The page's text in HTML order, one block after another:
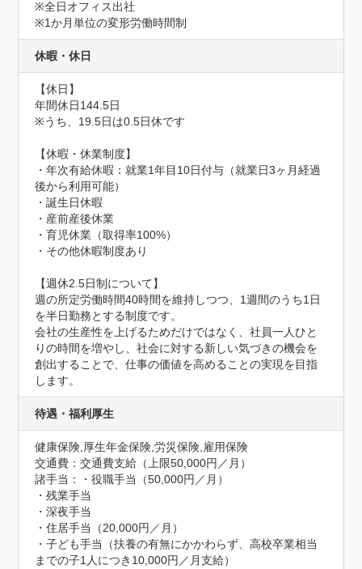
※全日オフィス出社
※1か月単位の変形労働時間制
休暇・休日
【休日】
年間休日144.5日
※うち、19.5日は0.5日休です
【休暇・休業制度】
・年次有給休暇：就業1年目10日付与（就業日3ヶ月経過
後から利用可能）
・誕生日休暇
・産前産後休業
・育児休業（取得率100%）
・その他休暇制度あり
【週休2.5日制について】
週の所定労働時間40時間を維持しつつ、1週間のうち1日
を半日勤務とする制度です。
会社の生産性を上げるためだけではなく、社員一人ひと
りの時間を増やし、社会に対する新しい気づきの機会を
創出することで、仕事の価値を高めることの実現を目指
します。
待遇・福利厚生
健康保険,厚生年金保険,労災保険,雇用保険
交通費：交通費支給（上限50,000円／月）
諸手当：・役職手当（50,000円／月）
・残業手当
・深夜手当
・住居手当（20,000円／月）
・子ども手当（扶養の有無にかかわらず、高校卒業相当
までの子1人につき10,000円／月支給）